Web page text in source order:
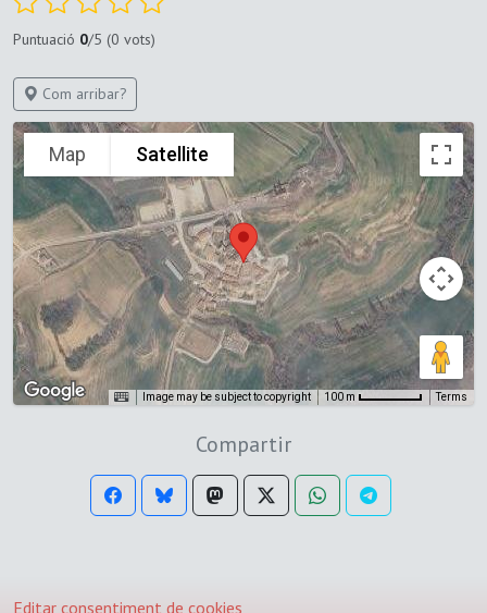
Puntuació 0/5 (0 vots)
Com arribar?
Map Satellite
Image may be subject to copyright 100 m Terms
Compartir
Editar consentiment de cookies